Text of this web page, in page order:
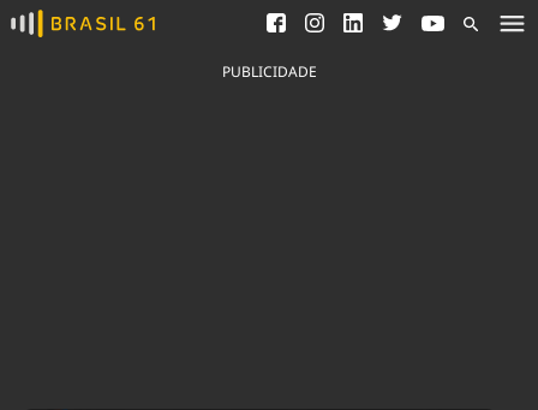
Ver todas as notícias
Saneamento
Indicadores
PUBLICIDADE